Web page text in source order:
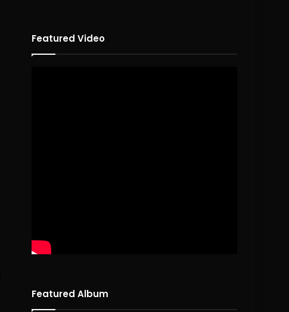
Featured Video
Featured Album